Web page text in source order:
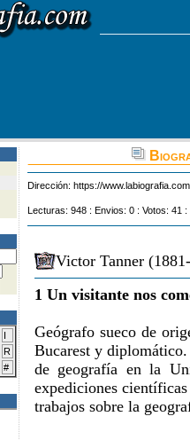
I
R
#
Dirección: https://
Lecturas: 948 : Envios: 0 : Votos: 41
Victor Tanner
1 Un visitante nos
Geógrafo sueco de
Bucarest y
de geografía en la
expediciones
trabajos sobre la